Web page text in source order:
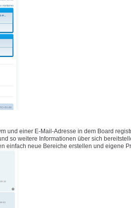
und einer E-Mail-Adresse in dem Board
so weitere Informationen über sich
einfach neue Bereiche erstellen und eigene